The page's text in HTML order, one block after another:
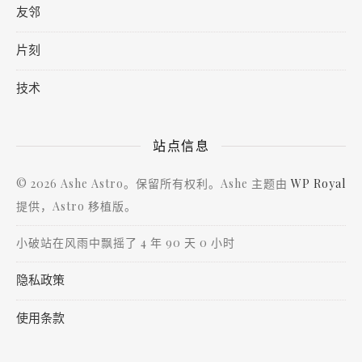
友邻
片刻
技术
站点信息
© 2026 Ashe Astro。保留所有权利。Ashe 主题由 WP Royal
提供，Astro 移植版。
小破站在风雨中飘摇了 4 年 90 天 0 小时
隐私政策
使用条款